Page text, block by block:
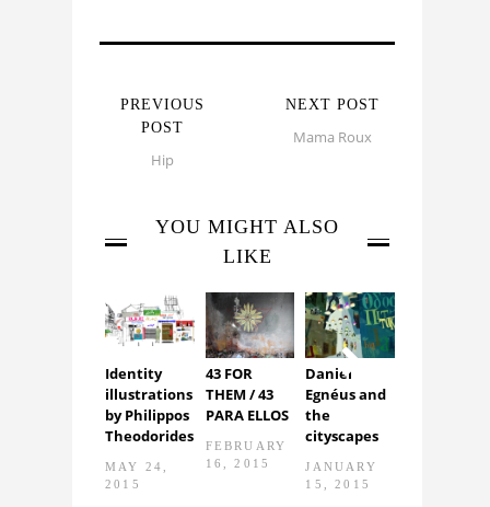
PREVIOUS
POST
Hip
NEXT POST
Mama Roux
YOU MIGHT ALSO
LIKE
Identity
illustrations
by Philippos
Theodorides
MAY 24,
2015
43 FOR
THEM / 43
PARA ELLOS
FEBRUARY
16, 2015
Daniel
Egnéus and
the
cityscapes
JANUARY
15, 2015
Next